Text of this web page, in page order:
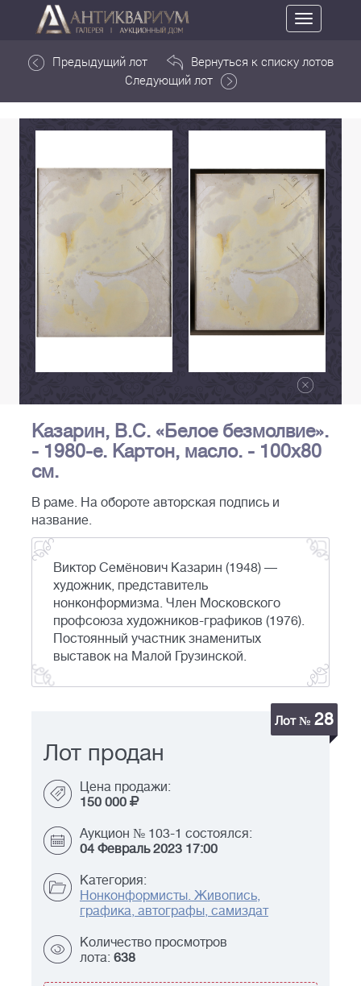
Toggle
navigation
Предыдущий лот
Вернуться к списку лотов
Следующий лот
Казарин, В.С. «Белое безмолвие».
- 1980-е. Картон, масло. - 100х80
см.
В раме. На обороте авторская подпись и
название.
Виктор Семёнович Казарин (1948) —
художник, представитель
нонконформизма. Член Московского
профсоюза художников-графиков (1976).
Постоянный участник знаменитых
выставок на Малой Грузинской.
Лот № 28
Лот продан
Цена продажи:
150 000
Аукцион № 103-1 состоялся:
04 Февраль 2023 17:00
Категория:
Нонконформисты. Живопись,
графика, автографы, самиздат
Количество просмотров
лота: 638